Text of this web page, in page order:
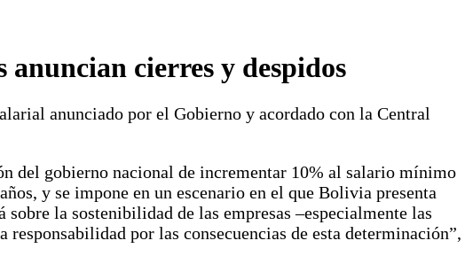
cierres y despidos
anunciado por el Gobierno y acordado con la Central
del gobierno nacional de incrementar 10% al salario mínimo
y se impone en un escenario en el que Bolivia presenta
la sostenibilidad de las empresas –especialmente las
por las consecuencias de esta determinación”,